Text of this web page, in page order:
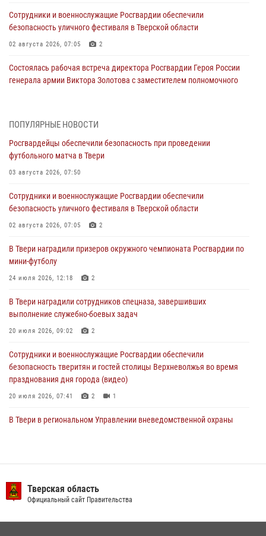
Сотрудники и военнослужащие Росгвардии обеспечили
безопасность уличного фестиваля в Тверской области
02 августа 2026, 07:05 2
Состоялась рабочая встреча директора Росгвардии Героя России
генерала армии Виктора Золотова с заместителем полномочного
31 июля 2026, 05:42 4
Росгвардейцы в Твери приняли участие в молебне, посвященном
Дню Крещения Руси
28 июля 2026, 11:30
Сотрудники вневедомственной охраны совершили 250 выездов и
пресекли 20 правонарушений за неделю в Тверской области
27 июля 2026, 08:29
В Твери наградили призеров окружного чемпионата Росгвардии по
мини-футболу
24 июля 2026, 12:18 2
Росгвардейцы оказали помощь водителю на дороге в городе Кашин
22 июля 2026, 08:35
ПОПУЛЯРНЫЕ НОВОСТИ
Росгвардейцы обеспечили безопасность при проведении
футбольного матча в Твери
03 августа 2026, 07:50
Сотрудники и военнослужащие Росгвардии обеспечили
безопасность уличного фестиваля в Тверской области
02 августа 2026, 07:05 2
В Твери наградили призеров окружного чемпионата Росгвардии по
мини-футболу
24 июля 2026, 12:18 2
В Твери наградили сотрудников спецназа, завершивших
выполнение служебно-боевых задач
20 июля 2026, 09:02 2
Сотрудники и военнослужащие Росгвардии обеспечили
безопасность тверитян и гостей столицы Верхневолжья во время
празднования дня города (видео)
20 июля 2026, 07:41 2 1
В Твери в региональном Управлении вневедомственной охраны
10 июля 2026, 08:44 1
Тверская область
Официальный сайт Правительства